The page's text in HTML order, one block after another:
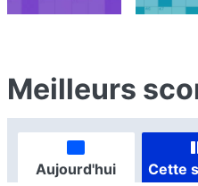
Meilleurs
Aujourd'hui Cette